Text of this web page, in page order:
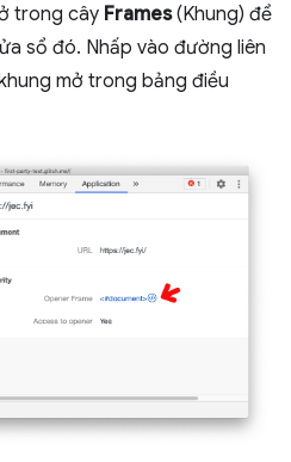
trong cây Frames(Khung) để
sổ đó. Nhấp vào đường liên
mở trong bảng điều